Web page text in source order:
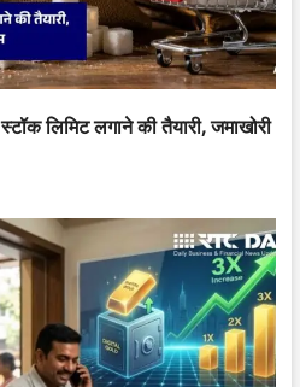
लिमिट लगाने की तैयारी, जमाखोरी